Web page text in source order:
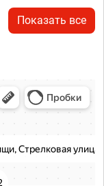
Показать все